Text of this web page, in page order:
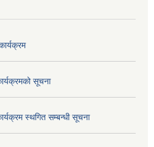
सूचना
स्थगित सम्बन्धी सूचना